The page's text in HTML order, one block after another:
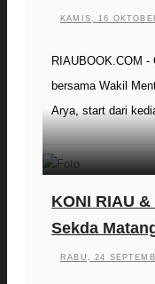
KAMIS, 16
RIAUBOOK.COM -
bersama Wakil
Arya, start dari
KONI RIAU
Sekda
RABU, 24